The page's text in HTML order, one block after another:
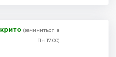
(зачиниться в
Пн 17:00)